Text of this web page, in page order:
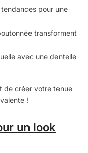
pour une
transforment
avec une dentelle
de créer votre tenue
!
un look